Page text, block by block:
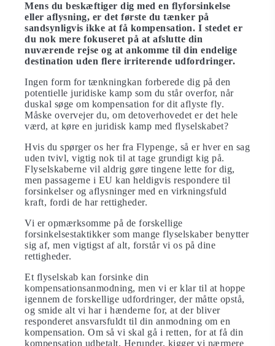
Mens du beskæftiger dig med en flyforsinkelse
eller aflysning, er det første du tænker på
sandsynligvis ikke at få kompensation. I stedet er
du nok mere fokuseret på at afslutte din
nuværende rejse og at ankomme til din endelige
destination uden flere irriterende udfordringer.
Ingen form for tænkningkan forberede dig på den
potentielle juridiske kamp som du står overfor, når
duskal søge om kompensation for dit aflyste fly.
Måske overvejer du, om detoverhovedet er det hele
værd, at køre en juridisk kamp med flyselskabet?
Hvis du spørger os her fra Flypenge, så er hver en sag
uden tvivl, vigtig nok til at tage grundigt kig på.
Flyselskaberne vil aldrig gøre tingene lette for dig,
men passagerne i EU kan heldigvis respondere til
forsinkelser og aflysninger med en virkningsfuld
kraft, fordi de har rettigheder.
Vi er opmærksomme på de forskellige
forsinkelsestaktikker som mange flyselskaber benytter
sig af, men vigtigst af alt, forstår vi os på dine
rettigheder.
Et flyselskab kan forsinke din
kompensationsanmodning, men vi er klar til at hoppe
igennem de forskellige udfordringer, der måtte opstå,
og smide alt vi har i hænderne for, at der bliver
responderet ansvarsfuldt til din anmodning om en
kompensation. Om så vi skal gå i retten, for at få din
kompensation udbetalt. Herunder, kigger vi nærmere